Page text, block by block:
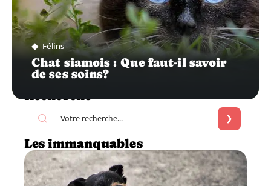
Félins
Chat siamois : Que faut-il savoir
de ses soins?
Recherche
Les immanquables